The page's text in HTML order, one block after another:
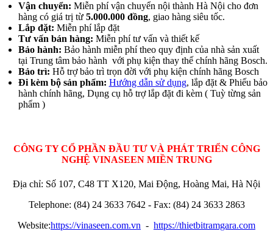
Vận chuyển: Miễn phí vận chuyển nội thành Hà Nội cho đơn
hàng có giá trị từ 5.000.000 đồng, giao hàng siêu tốc.
Lắp đặt: Miễn phí lắp đặt
Tư vấn bán hàng: Miễn phí tư vấn và thiết kế
Bảo hành: Bảo hành miễn phí theo quy định của nhà sản xuất
tại Trung tâm bảo hành với phụ kiện thay thế chính hãng Bosch.
Bảo trì: Hỗ trợ bảo trì trọn đời với phụ kiện chính hãng Bosch
Đi kèm bộ sản phẩm: Hướng dẫn sử dụng, lắp đặt & Phiếu bảo
hành chính hãng, Dụng cụ hỗ trợ lắp đặt đi kèm ( Tuỳ từng sản
phẩm )
CÔNG TY CỔ PHẦN ĐẦU TƯ VÀ PHÁT TRIỂN CÔNG
NGHỆ VINASEEN MIỀN TRUNG
Địa chỉ: Số 107, C48 TT X120, Mai Động, Hoàng Mai, Hà Nội
Telephone: (84) 24 3633 7642 - Fax: (84) 24 3633 2863
Website:https://vinaseen.com.vn - https://thietbitramgara.com